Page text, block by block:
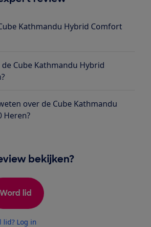
Kathmandu Hybrid Comfort
Cube Kathmandu Hybrid
over de Cube Kathmandu
Heren?
bekijken?
Word lid
lid? Log in